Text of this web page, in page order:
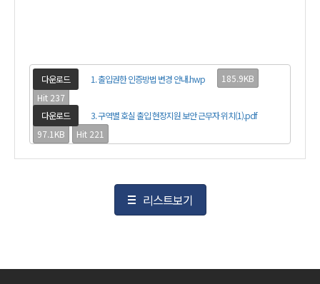
다운로드 1. 출입권한 인증방법 변경 안내.hwp
185.9KB
Hit 237
다운로드
3. 구역별 호실 출입 현장지원 보안 근무자 위치(1).pdf
97.1KB
Hit 221
리스트보기